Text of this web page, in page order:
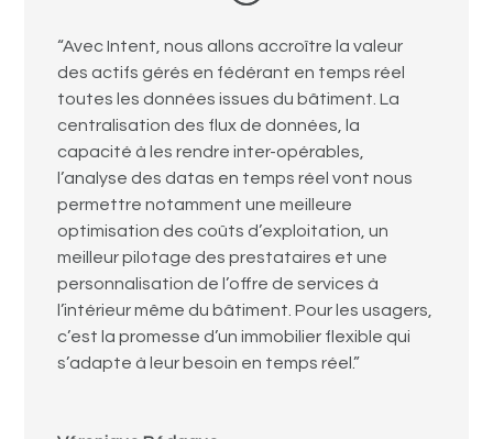
“Avec Intent, nous allons accroître la valeur
des actifs gérés en fédérant en temps réel
toutes les données issues du bâtiment. La
centralisation des flux de données, la
capacité à les rendre inter-opérables,
l’analyse des datas en temps réel vont nous
permettre notamment une meilleure
optimisation des coûts d’exploitation, un
meilleur pilotage des prestataires et une
personnalisation de l’offre de services à
l’intérieur même du bâtiment. Pour les usagers,
c’est la promesse d’un immobilier flexible qui
s’adapte à leur besoin en temps réel.”